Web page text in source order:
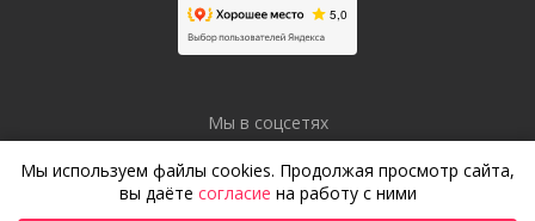
Мы в соцсетях
Мы используем файлы cookies. Продолжая просмотр сайта,
вы даёте согласие на работу с ними